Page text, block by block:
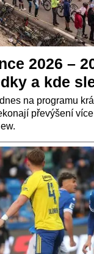
2026 –
a kde
na programu
převýšení